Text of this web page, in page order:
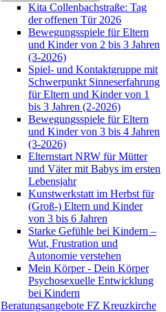
Kita Collenbachstraße: Tag
der offenen Tür 2026
Bewegungsspiele für Eltern
und Kinder von 2 bis 3 Jahren
(3-2026)
Spiel- und Kontaktgruppe mit
Schwerpunkt Sinneserfahrung
für Eltern und Kinder von 1
bis 3 Jahren (2-2026)
Bewegungsspiele für Eltern
und Kinder von 3 bis 4 Jahren
(3-2026)
Elternstart NRW für Mütter
und Väter mit Babys im ersten
Lebensjahr
Kunstwerkstatt im Herbst für
(Groß-) Eltern und Kinder
von 3 bis 6 Jahren
Starke Gefühle bei Kindern –
Wut, Frustration und
Autonomie verstehen
Mein Körper - Dein Körper
Psychosexuelle Entwicklung
bei Kindern
Beratungsangebote FZ Kreuzkirche